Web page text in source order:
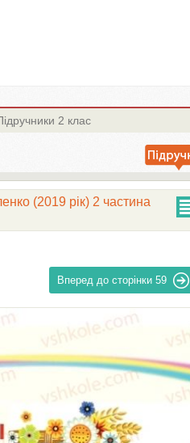
2 клас
(2019 рік) 2 частина
Вперед до сторінки 59